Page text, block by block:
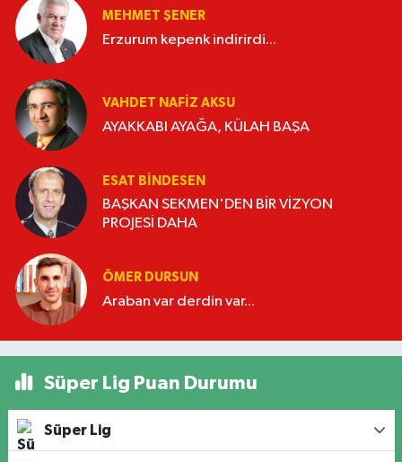
MEHMET ŞENER
Erzurum kepenk indirirdi...
VAHDET NAFIZ AKSU
AYAKKABI AYAĞA, KÜLAH BAŞA
ESAT BİNDESEN
BAŞKAN SEKMEN'DEN BİR VİZYON
PROJESİ DAHA
ÖMER DURSUN
Araban var derdin var...
Süper Lig Puan Durumu
Süper Lig